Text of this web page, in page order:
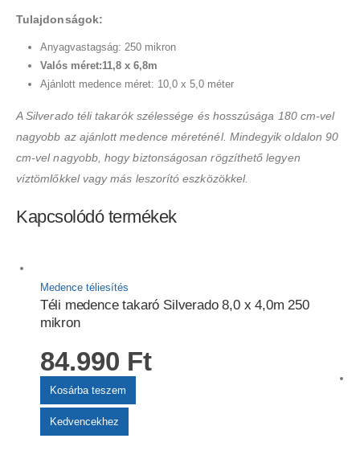
Tulajdonságok:
Anyagvastagság: 250 mikron
Valós méret:11,8 x 6,8m
Ajánlott medence méret: 10,0 x 5,0 méter
A Silverado téli takarók szélessége és hosszúsága 180 cm-vel
nagyobb az ajánlott medence méreténél. Mindegyik oldalon 90
cm-vel nagyobb, hogy biztonságosan rögzíthető legyen
víztömlőkkel vagy más leszorító eszközökkel.
Kapcsolódó termékek
Medence téliesítés
Téli medence takaró Silverado 8,0 x 4,0m 250
mikron
84.990 Ft
Kosárba teszem
Kedvencekhez